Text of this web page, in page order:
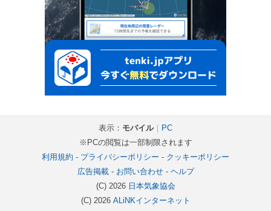
表示： モバイル｜
PC
※PCの閲覧は一部制限されます
利用規約 - プライバシーポリシー - クッキーポリシー
広告掲載- お問い合わせ- ヘルプ
(C) 2026 日本気象協会
(C) 2026 ALiNKインターネット